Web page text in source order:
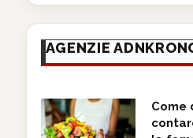
AGENZIE
Come